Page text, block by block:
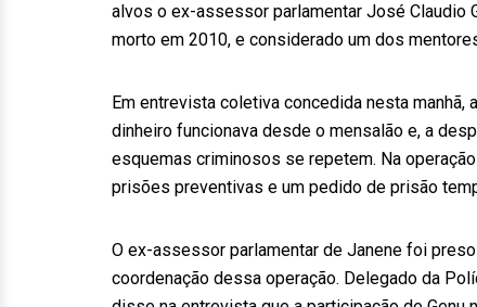
alvos o ex-assessor parlamentar José Claudio
morto em 2010, e considerado um dos
Em entrevista coletiva concedida nesta
dinheiro funcionava desde o mensalão e, a
esquemas criminosos se repetem. Na
prisões preventivas e um pedido de prisão
O ex-assessor parlamentar de Janene foi
coordenação dessa operação. Delegado da